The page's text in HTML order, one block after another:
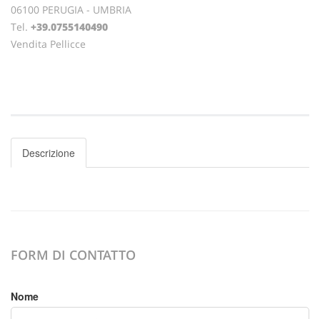
06100 PERUGIA - UMBRIA
Tel. +39.0755140490
Vendita Pellicce
Descrizione
FORM DI CONTATTO
Nome